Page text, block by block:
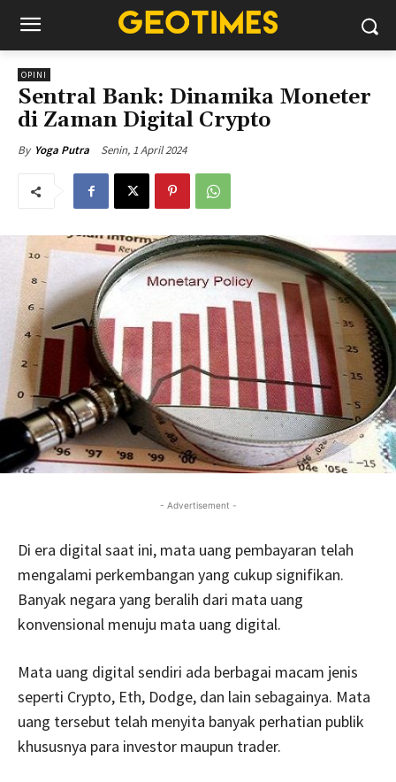
OPINI
Sentral Bank: Dinamika Moneter
di Zaman Digital Crypto
By Yoga Putra Senin, 1 April 2024
- Advertisement -
Di era digital saat ini, mata uang pembayaran telah
mengalami perkembangan yang cukup signifikan.
Banyak negara yang beralih dari mata uang
konvensional menuju mata uang digital.
Mata uang digital sendiri ada berbagai macam jenis
seperti Crypto, Eth, Dodge, dan lain sebagainya. Mata
uang tersebut telah menyita banyak perhatian publik
khususnya para investor maupun trader.